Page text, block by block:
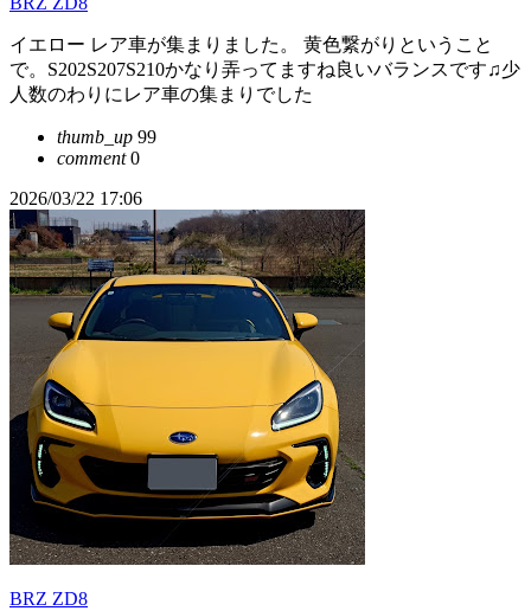
イエロー レア車が集まりました。 黄色繋がりということ
で。S202S207S210かなり弄ってますね良いバランスです♫少
人数のわりにレア車の集まりでした
thumb_up 99
comment0
2026/03/22 17:06
BRZ ZD8